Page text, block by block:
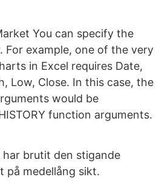
You can specify the
For example, one of the very
in Excel requires Date,
Low, Close. In this case, the
would be
function arguments.
har brutit den stigande
på medellång sikt.